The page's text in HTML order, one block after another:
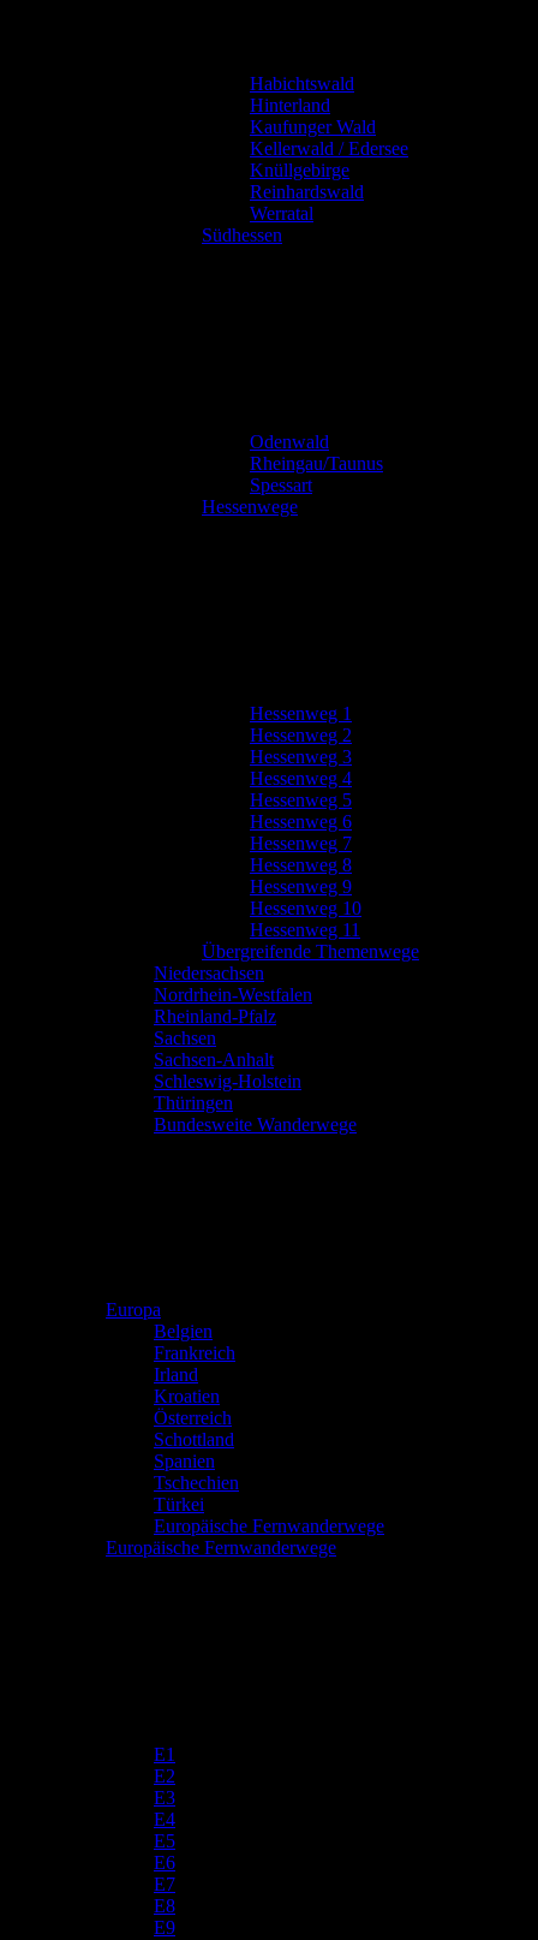
Habichtswald
Hinterland
Kaufunger Wald
Kellerwald / Edersee
Knüllgebirge
Reinhardswald
Werratal
Südhessen
Odenwald
Rheingau/Taunus
Spessart
Hessenwege
Hessenweg 1
Hessenweg 2
Hessenweg 3
Hessenweg 4
Hessenweg 5
Hessenweg 6
Hessenweg 7
Hessenweg 8
Hessenweg 9
Hessenweg 10
Hessenweg 11
Übergreifende Themenwege
Niedersachsen
Nordrhein-Westfalen
Rheinland-Pfalz
Sachsen
Sachsen-Anhalt
Schleswig-Holstein
Thüringen
Bundesweite Wanderwege
Europa
Belgien
Frankreich
Irland
Kroatien
Österreich
Schottland
Spanien
Tschechien
Türkei
Europäische Fernwanderwege
Europäische Fernwanderwege
E1
E2
E3
E4
E5
E6
E7
E8
E9